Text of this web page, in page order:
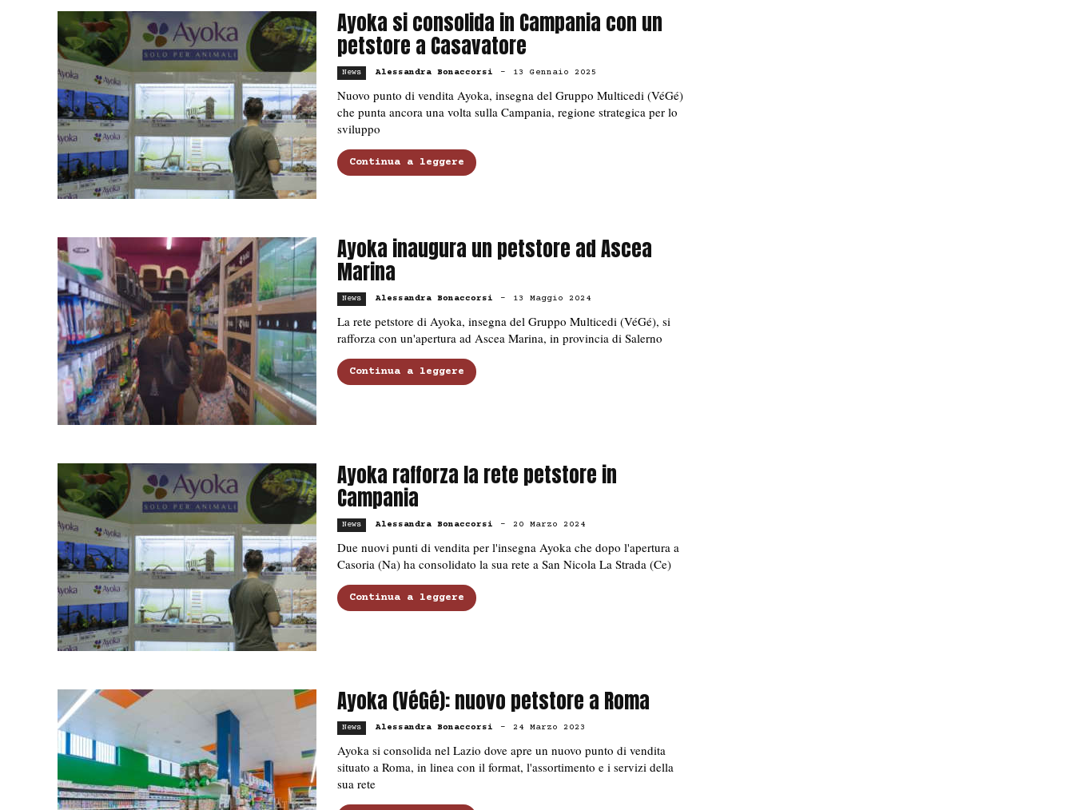
Ayoka si consolida in Campania con un
petstore a Casavatore
News Alessandra Bonaccorsi - 13 Gennaio 2025
Nuovo punto di vendita Ayoka, insegna del Gruppo Multicedi (VéGé)
che punta ancora una volta sulla Campania, regione strategica per lo
sviluppo
Continua a leggere
Ayoka inaugura un petstore ad Ascea
Marina
News Alessandra Bonaccorsi - 13 Maggio 2024
La rete petstore di Ayoka, insegna del Gruppo Multicedi (VéGé), si
rafforza con un'apertura ad Ascea Marina, in provincia di Salerno
Continua a leggere
Ayoka rafforza la rete petstore in
Campania
News Alessandra Bonaccorsi - 20 Marzo 2024
Due nuovi punti di vendita per l'insegna Ayoka che dopo l'apertura a
Casoria (Na) ha consolidato la sua rete a San Nicola La Strada (Ce)
Continua a leggere
Ayoka (VéGé): nuovo petstore a Roma
News Alessandra Bonaccorsi - 24 Marzo 2023
Ayoka si consolida nel Lazio dove apre un nuovo punto di vendita
situato a Roma, in linea con il format, l'assortimento e i servizi della
sua rete